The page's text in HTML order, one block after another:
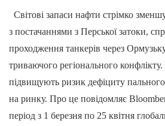
Світові запаси нафти стрімко
з постачаннями з Перської затоки,
проходження танкерів через
триваючого регіонального
підвищують ризик дефіциту пального
на ринку. Про це повідомляє
період з 1 березня по 25 квітня